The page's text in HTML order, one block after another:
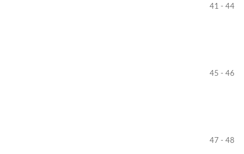
41 - 44
45 - 46
47 - 48